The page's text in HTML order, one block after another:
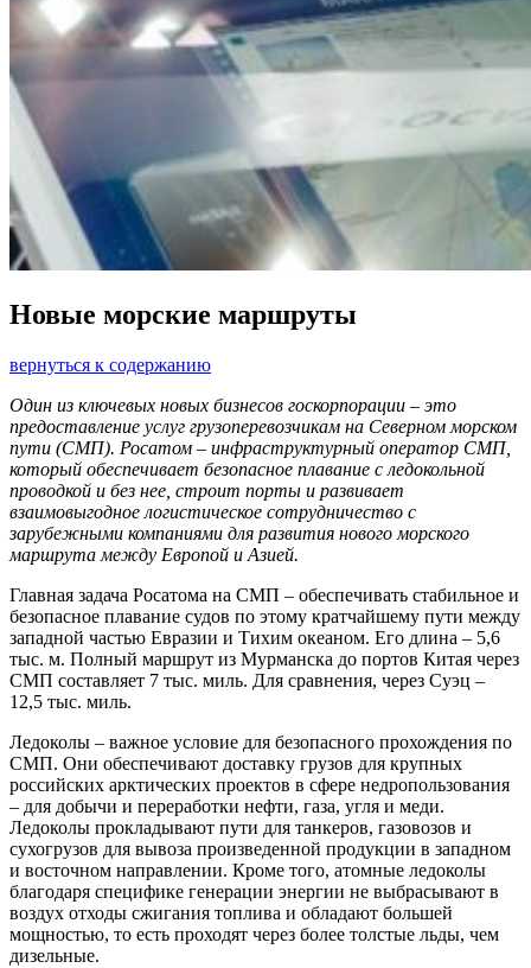
Новые морские маршруты
вернуться к содержанию
Один из ключевых новых бизнесов госкорпорации – это
предоставление услуг грузоперевозчикам на Северном морском
пути (СМП). Росатом – инфраструктурный оператор СМП,
который обеспечивает безопасное плавание с ледокольной
проводкой и без нее, строит порты и развивает
взаимовыгодное логистическое сотрудничество с
зарубежными компаниями для развития нового морского
маршрута между Европой и Азией.
Главная задача Росатома на СМП – обеспечивать стабильное и
безопасное плавание судов по этому кратчайшему пути между
западной частью Евразии и Тихим океаном. Его длина – 5,6
тыс. м. Полный маршрут из Мурманска до портов Китая через
СМП составляет 7 тыс. миль. Для сравнения, через Суэц –
12,5 тыс. миль.
Ледоколы – важное условие для безопасного прохождения по
СМП. Они обеспечивают доставку грузов для крупных
российских арктических проектов в сфере недропользования
– для добычи и переработки нефти, газа, угля и меди.
Ледоколы прокладывают пути для танкеров, газовозов и
сухогрузов для вывоза произведенной продукции в западном
и восточном направлении. Кроме того, атомные ледоколы
благодаря специфике генерации энергии не выбрасывают в
воздух отходы сжигания топлива и обладают большей
мощностью, то есть проходят через более толстые льды, чем
дизельные.